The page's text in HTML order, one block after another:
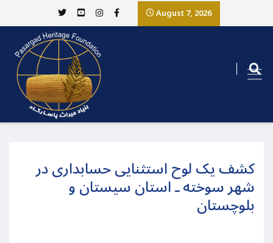
August 7, 2026
کشف یک لوح استثنایی حسابداری در
شهر سوخته ـ استان سیستان و
بلوچستان